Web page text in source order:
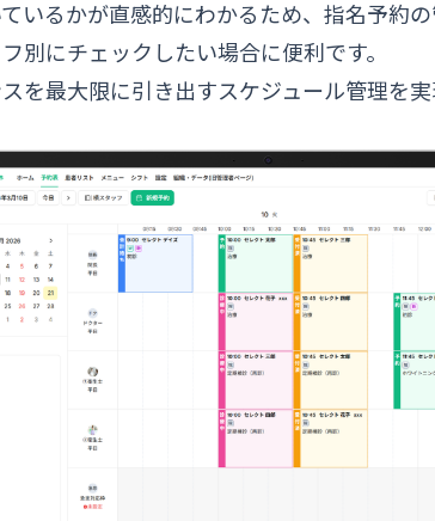
いるかが直感的にわかるため、指名予約
別にチェックしたい場合に便利です。
を最大限に引き出すスケジュール管理を実